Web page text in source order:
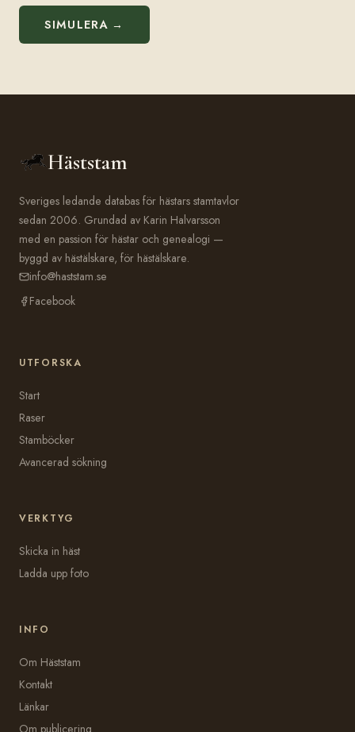
SIMULERA →
Häststam
Sveriges ledande databas för hästars stamtavlor
sedan 2006. Grundad av Karin Halvarsson
med en passion för hästar och genealogi —
byggd av hästälskare, för hästälskare.
info@haststam.se
Facebook
UTFORSKA
Start
Raser
Stamböcker
Avancerad sökning
VERKTYG
Skicka in häst
Ladda upp foto
INFO
Om Häststam
Kontakt
Länkar
Om publicering